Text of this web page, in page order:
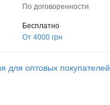
По договоренности
Бесплатно
От 4000 грн
для оптовых покупателей